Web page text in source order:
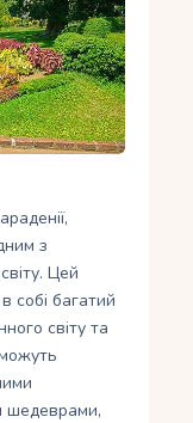
з
Цей
собі багатий
світу та
шедеврами,